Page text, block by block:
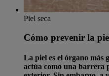
Piel seca
Cómo prevenir la
La piel es el órgano más
actúa como una barrera